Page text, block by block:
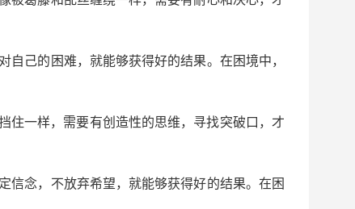
己的困难，就能够获得好的结果。在困境中，
住一样，需要有创造性的思维，寻找突破口，才
信念，不放弃希望，就能够获得好的结果。在困